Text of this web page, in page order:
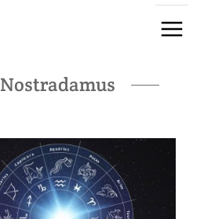
Menu
Nostradamus